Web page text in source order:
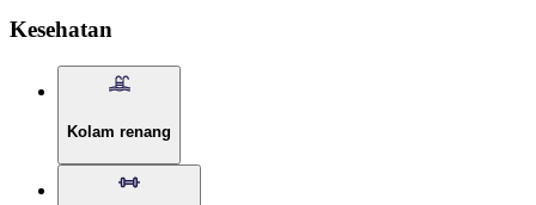
Kesehatan
Kolam renang